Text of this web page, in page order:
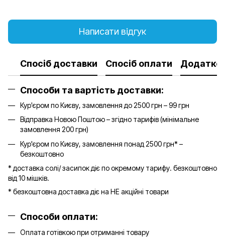
Написати відгук
Спосіб доставки Спосіб оплати
Способи та вартість доставки:
Кур'єром по Києву, замовлення до 2500 грн – 99 грн
Відправка Новою Поштою – згідно тарифів (мінімальне
замовлення 200 грн)
Кур'єром по Києву, замовлення понад 2500 грн* –
безкоштовно
* доставка солі/ засипок діє по окремому тарифу. безкоштовно
від 10 мішків.
* безкоштовна доставка діє на НЕ акційні товари
Способи оплати:
Оплата готівкою при отриманні товару